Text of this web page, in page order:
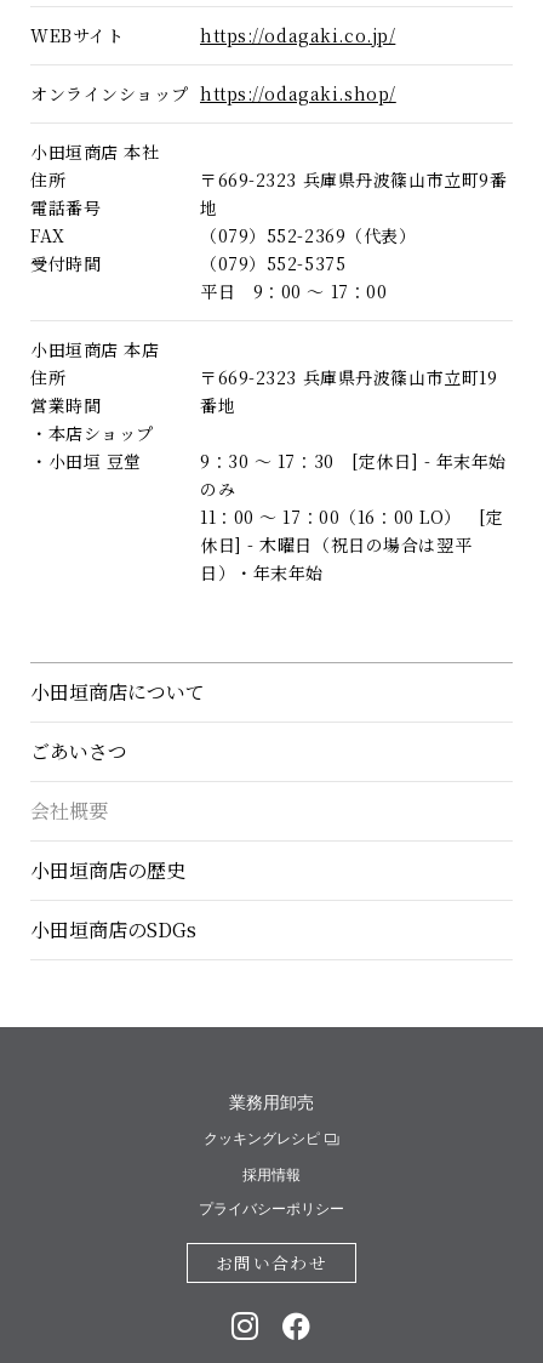
WEBサイト https://odagaki.co.jp/
オンラインショップ https://odagaki.shop/
小田垣商店 本社
住所
電話番号
FAX
受付時間
〒669-2323 兵庫県丹波篠山市立町9番
地
（079）552-2369（代表）
（079）552-5375
平日 9：00 〜 17：00
小田垣商店 本店
住所
営業時間
・本店ショップ
・小田垣 豆堂
〒669-2323 兵庫県丹波篠山市立町19
番地
9：30 〜 17：30 [定休日] - 年末年始
のみ
11：00 〜 17：00（16：00 LO） [定
休日] - 木曜日（祝日の場合は翌平
日）・年末年始
小田垣商店について
ごあいさつ
会社概要
小田垣商店の歴史
小田垣商店のSDGs
業務用卸売
クッキングレシピ
採用情報
プライバシーポリシー
お問い合わせ